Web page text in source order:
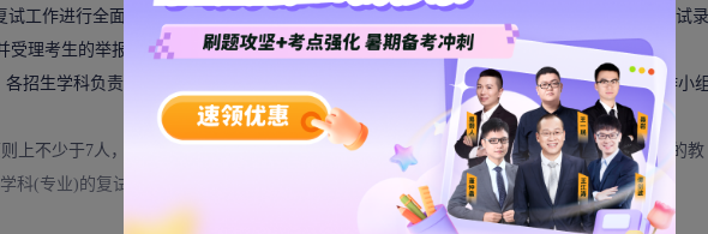
试工作进行全面巡视督查。成立由二级学院党总支(党委)主要负责人为组长的硕士研究生复试
受理考生的举报、投诉等事宜。
生学科负责人为成员的复试工作小组，负责本学院复试工作的组织、管理及监督。工作小组
不少于7人，成员由经验丰富、业务水平高、公道正派的研究生导师(或副高级职称以上的教
科(专业)的复试工作。小组成员实行回避制度。